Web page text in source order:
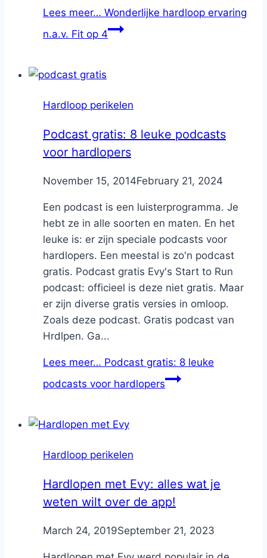
Lees meer… Wonderlijke hardloop ervaring
n.a.v. Fit op 4
Hardloop perikelen
Podcast gratis: 8 leuke podcasts
voor hardlopers
ByNicole
November 15, 2014February 21, 2024
Een podcast is een luisterprogramma. Je
hebt ze in alle soorten en maten. En het
leuke is: er zijn speciale podcasts voor
hardlopers. Een meestal is zo'n podcast
gratis. Podcast gratis Evy's Start to Run
podcast: officieel is deze niet gratis. Maar
er zijn diverse gratis versies in omloop.
Zoals deze podcast. Gratis podcast van
Hrdlpen. Ga...
Lees meer… Podcast gratis: 8 leuke
podcasts voor hardlopers
Hardloop perikelen
Hardlopen met Evy: alles wat je
weten wilt over de app!
ByNicole
March 24, 2019September 21, 2023